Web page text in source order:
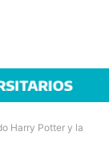
Harry Potter y la